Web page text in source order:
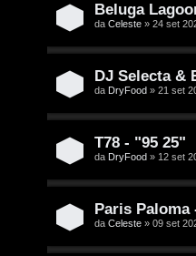
Beluga
da Celeste » 24 set
DJ Selecta &
da DryFood » 21 set
T78 - "95 25"
da DryFood » 12 set
Paris
da Celeste » 09 set